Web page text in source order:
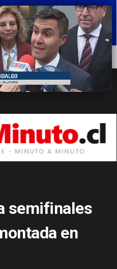
POLÍTICA ECONOMÍA
semifinales
en